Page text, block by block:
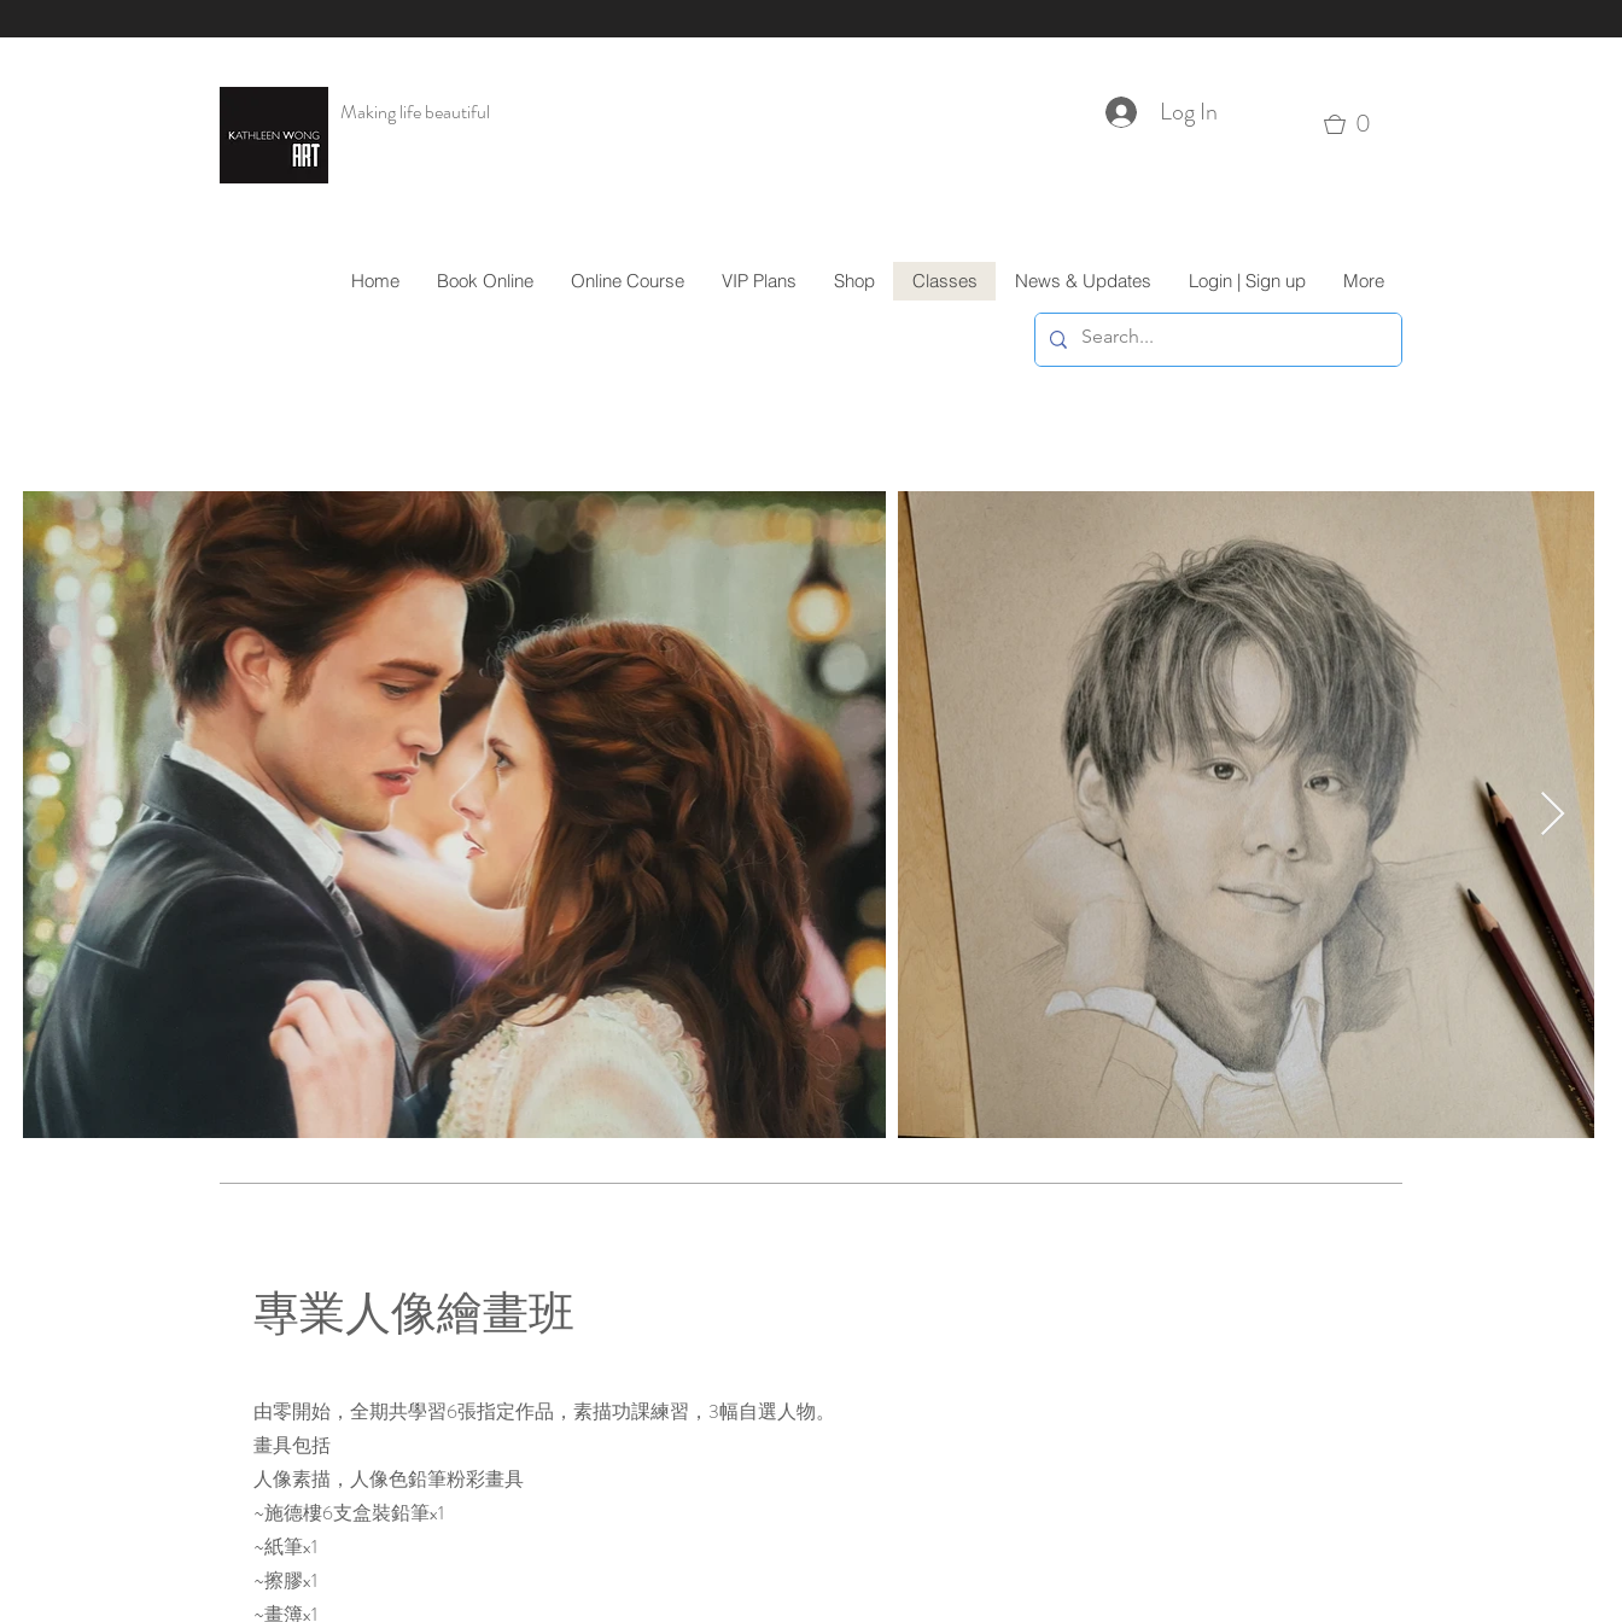
Making life beautiful Log In 0
Home Book Online Online Course VIP Plans Shop Classes News & Updates Login | Sign up More
專業人像繪畫班
由零開始，全期共學習6張指定作品，素描功課練習，3幅自選人物。
畫具包括
人像素描，人像色鉛筆粉彩畫具
~施德樓6支盒裝鉛筆x1
~紙筆x1
~擦膠x1
~畫簿x1